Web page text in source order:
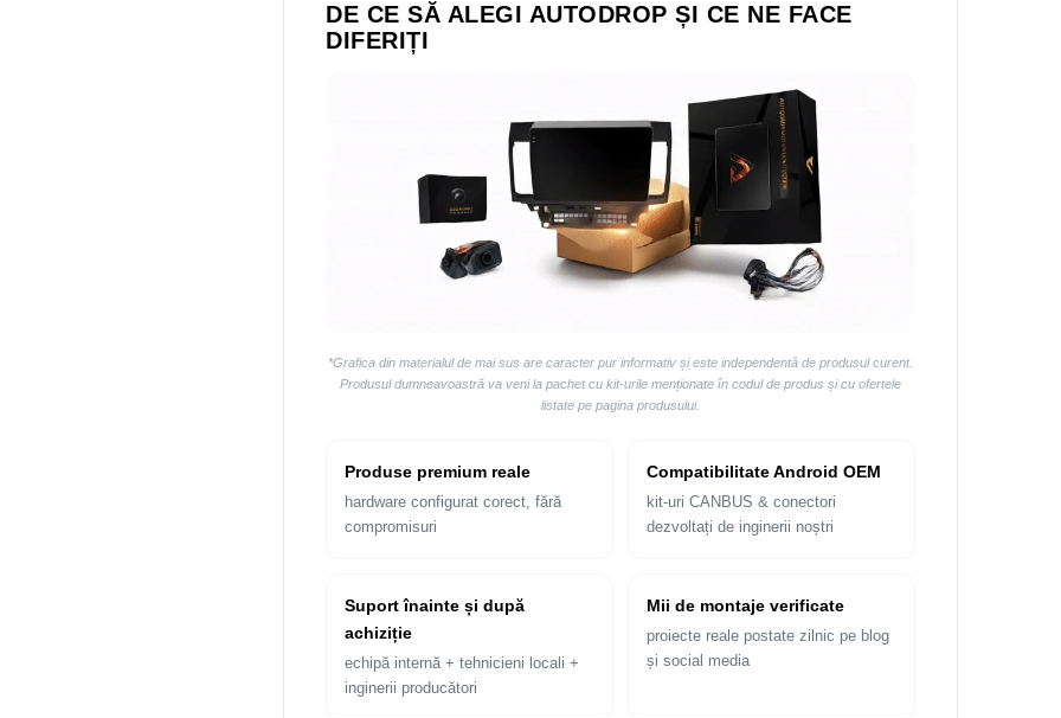
DE CE SĂ ALEGI AUTODROP ȘI CE NE FACE
DIFERIȚI
*Grafica din materialul de mai sus are caracter pur informativ și este independentă de produsul curent.
Produsul dumneavoastră va veni la pachet cu kit-urile menționate în codul de produs și cu ofertele
listate pe pagina produsului.
Produse premium reale
hardware configurat corect, fără
compromisuri
Compatibilitate Android OEM
kit-uri CANBUS & conectori
dezvoltați de inginerii noștri
Suport înainte și după
achiziție
echipă internă + tehnicieni locali +
inginerii producători
Mii de montaje verificate
proiecte reale postate zilnic pe blog
și social media